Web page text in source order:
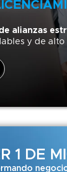
alianzas
y de alto
1 DE